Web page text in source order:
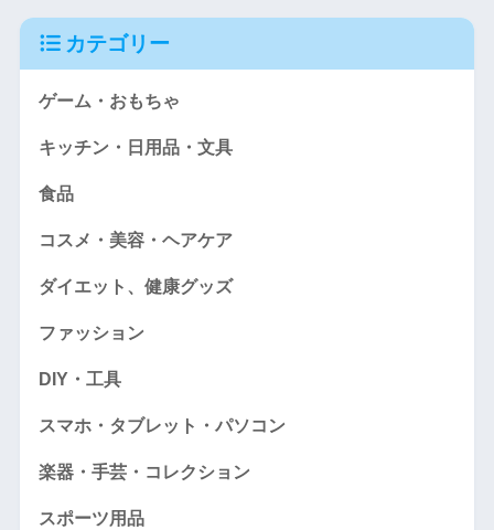
カテゴリー
ゲーム・おもちゃ
キッチン・日用品・文具
食品
コスメ・美容・ヘアケア
ダイエット、健康グッズ
ファッション
DIY・工具
スマホ・タブレット・パソコン
楽器・手芸・コレクション
スポーツ用品